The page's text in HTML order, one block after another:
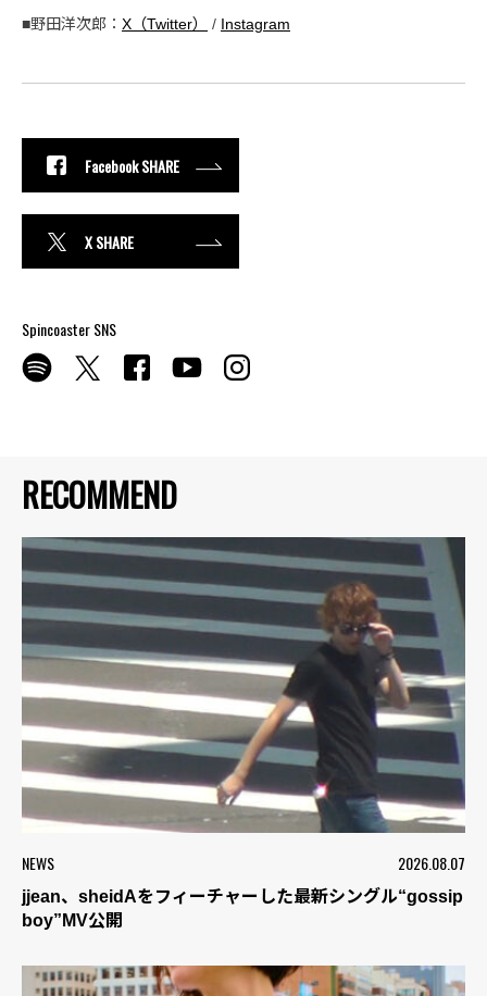
RECOMMEND
NEWS 2026.08.07
jjean、sheidAをフィーチャーした最新シングル“gossip
boy”MV公開
■野田洋次郎： X（Twitter） / Instagram
Facebook SHARE
X SHARE
Spincoaster SNS